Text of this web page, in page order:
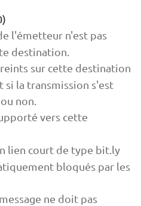
l'émetteur n'est pas
destination.
sur cette destination
la transmission s'est
non.
vers cette
lien court de type bit.ly
bloqués par les
ne doit pas